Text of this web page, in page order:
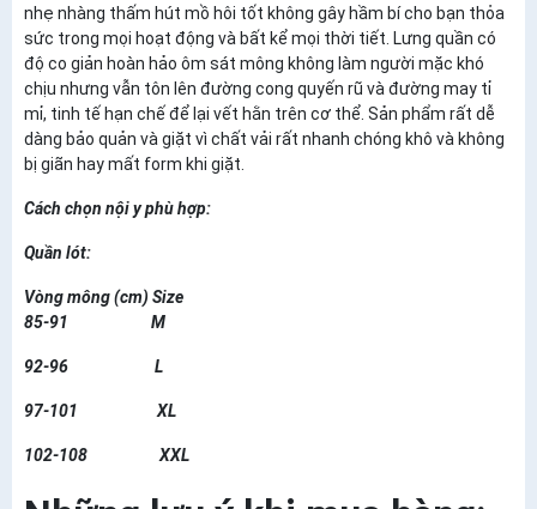
nhẹ nhàng thấm hút mồ hôi tốt không gây hầm bí cho bạn thỏa
sức trong mọi hoạt động và bất kể mọi thời tiết. Lưng quần có
độ co giản hoàn hảo ôm sát mông không làm người mặc khó
chịu nhưng vẫn tôn lên đường cong quyến rũ và đường may tỉ
mỉ, tinh tế hạn chế để lại vết hằn trên cơ thể. Sản phẩm rất dễ
dàng bảo quản và giặt vì chất vải rất nhanh chóng khô và không
bị giãn hay mất form khi giặt.
Cách chọn nội y phù hợp:
Quần lót:
Vòng mông (cm) Size
85-91 M
92-96 L
97-101 XL
102-108 XXL